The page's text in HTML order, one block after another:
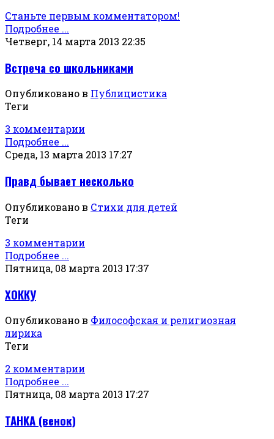
Станьте первым комментатором!
Подробнее ...
Четверг, 14 марта 2013 22:35
Встреча со школьниками
Опубликовано в Публицистика
Теги
3 комментарии
Подробнее ...
Среда, 13 марта 2013 17:27
Правд бывает несколько
Опубликовано в Стихи для детей
Теги
3 комментарии
Подробнее ...
Пятница, 08 марта 2013 17:37
ХОККУ
Опубликовано в Философская и религиозная
лирика
Теги
2 комментарии
Подробнее ...
Пятница, 08 марта 2013 17:27
ТАНКА (венок)